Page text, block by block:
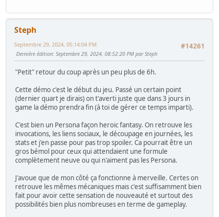
Steph
#14261
Septembre 29, 2024, 05:14:04 PM
Dernière édition: Septembre 29, 2024, 08:52:20 PM par Steph
"Petit" retour du coup après un peu plus de 6h.
Cette démo c'est le début du jeu. Passé un certain point
(dernier quart je dirais) on t'averti juste que dans 3 jours in
game la démo prendra fin (à toi de gérer ce temps imparti).
C'est bien un Persona façon heroic fantasy. On retrouve les
invocations, les liens sociaux, le découpage en journées, les
stats et j'en passe pour pas trop spoiler. Ca pourrait être un
gros bémol pour ceux qui attendaient une formule
complètement neuve ou qui n'aiment pas les Persona.
J'avoue que de mon côté ça fonctionne à merveille. Certes on
retrouve les mêmes mécaniques mais c'est suffisamment bien
fait pour avoir cette sensation de nouveauté et surtout des
possibilités bien plus nombreuses en terme de gameplay.